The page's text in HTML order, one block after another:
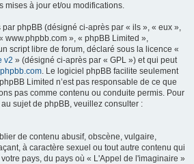
mises à jour et/ou modifications.
phpBB (désigné ci-après par « ils », « eux »,
www.phpbb.com », « phpBB Limited »,
script libre de forum, déclaré sous la licence «
v2 » (désigné ci-après par « GPL ») et qui peut
. Le logiciel phpBB facilite seulement
Limited n’est pas responsable de ce que
pas comme contenu ou conduite permis. Pour
sujet de phpBB, veuillez consulter :
de contenu abusif, obscène, vulgaire,
à caractère sexuel ou tout autre contenu qui
pays, du pays où « L'Appel de l'imaginaire »